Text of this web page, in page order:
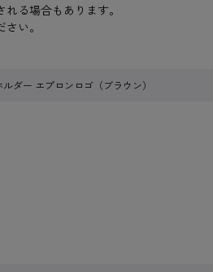
る場合もあります。
い。
ダー エプロンロゴ（ブラウン）